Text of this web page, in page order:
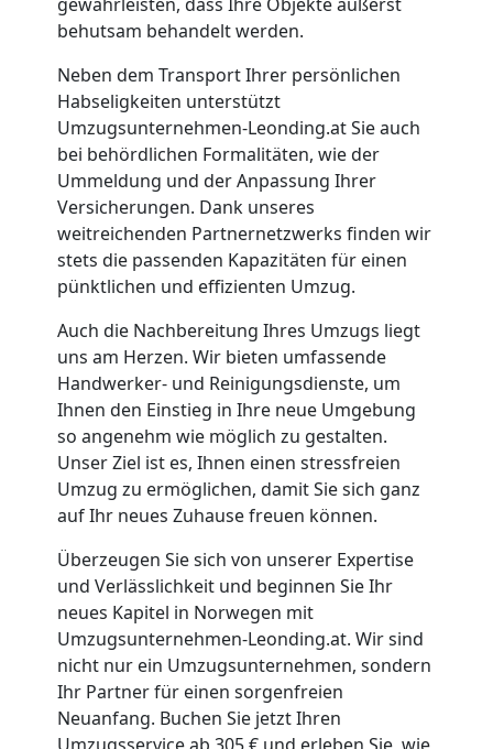
behutsam behandelt werden.
Neben dem Transport Ihrer persönlichen
Habseligkeiten unterstützt
Umzugsunternehmen-Leonding.at Sie auch
bei behördlichen Formalitäten, wie der
Ummeldung und der Anpassung Ihrer
Versicherungen. Dank unseres
weitreichenden Partnernetzwerks finden wir
stets die passenden Kapazitäten für einen
pünktlichen und effizienten Umzug.
Auch die Nachbereitung Ihres Umzugs liegt
uns am Herzen. Wir bieten umfassende
Handwerker- und Reinigungsdienste, um
Ihnen den Einstieg in Ihre neue Umgebung
so angenehm wie möglich zu gestalten.
Unser Ziel ist es, Ihnen einen stressfreien
Umzug zu ermöglichen, damit Sie sich ganz
auf Ihr neues Zuhause freuen können.
Überzeugen Sie sich von unserer Expertise
und Verlässlichkeit und beginnen Sie Ihr
neues Kapitel in Norwegen mit
Umzugsunternehmen-Leonding.at. Wir sind
nicht nur ein Umzugsunternehmen, sondern
Ihr Partner für einen sorgenfreien
Neuanfang. Buchen Sie jetzt Ihren
Umzugsservice ab 305 € und erleben Sie, wie
Möbeltaxi
Leonding
Kleintransport
Leonding
Möbelmontage
Leonding
Möbeltransport
Leonding
Beiladung
Leonding
Mini